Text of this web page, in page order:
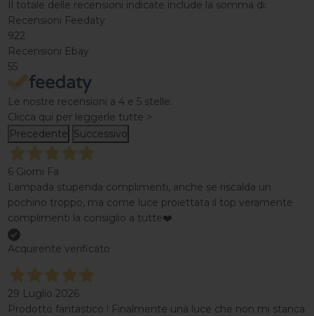
Il totale delle recensioni indicate include la somma di:
Recensioni Feedaty
922
Recensioni Ebay
55
Le nostre recensioni a 4 e 5 stelle.
Clicca qui per leggerle tutte >
Precedente Successivo
6 Giorni Fa
Lampada stupenda complimenti, anche se riscalda un
pochino troppo, ma come luce proiettata il top veramente
complimenti la consiglio a tutte❤️
Acquirente verificato
29 Luglio 2026
Prodotto fantastico ! Finalmente una luce che non mi stanca